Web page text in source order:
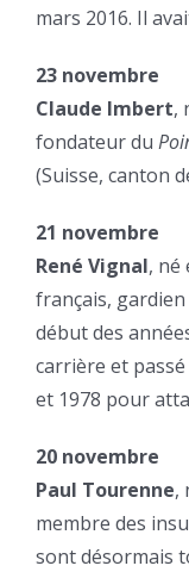
mars 2016. Il
23 novembre
Claude Imbert,
fondateur du
(Suisse, canton
21 novembre
René Vignal, né
français, gardien
début des
carrière et
et 1978 pour
20 novembre
Paul Tourenne,
membre des
sont désormais